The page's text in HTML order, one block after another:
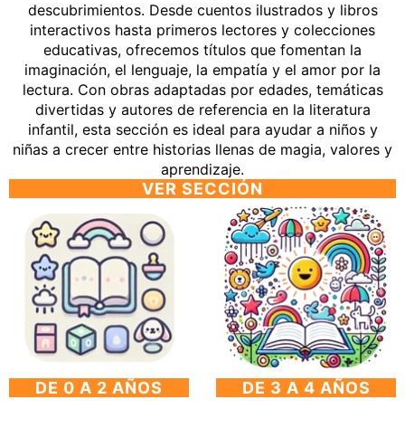
descubrimientos. Desde cuentos ilustrados y libros
interactivos hasta primeros lectores y colecciones
educativas, ofrecemos títulos que fomentan la
imaginación, el lenguaje, la empatía y el amor por la
lectura. Con obras adaptadas por edades, temáticas
divertidas y autores de referencia en la literatura
infantil, esta sección es ideal para ayudar a niños y
niñas a crecer entre historias llenas de magia, valores y
aprendizaje.
VER SECCIÓN
DE 0 A 2 AÑOS DE 3 A 4 AÑOS